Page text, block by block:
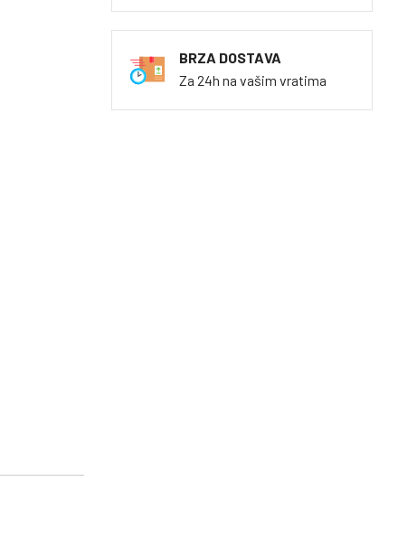
BRZA DOSTAVA
Za 24h na vašim vratima